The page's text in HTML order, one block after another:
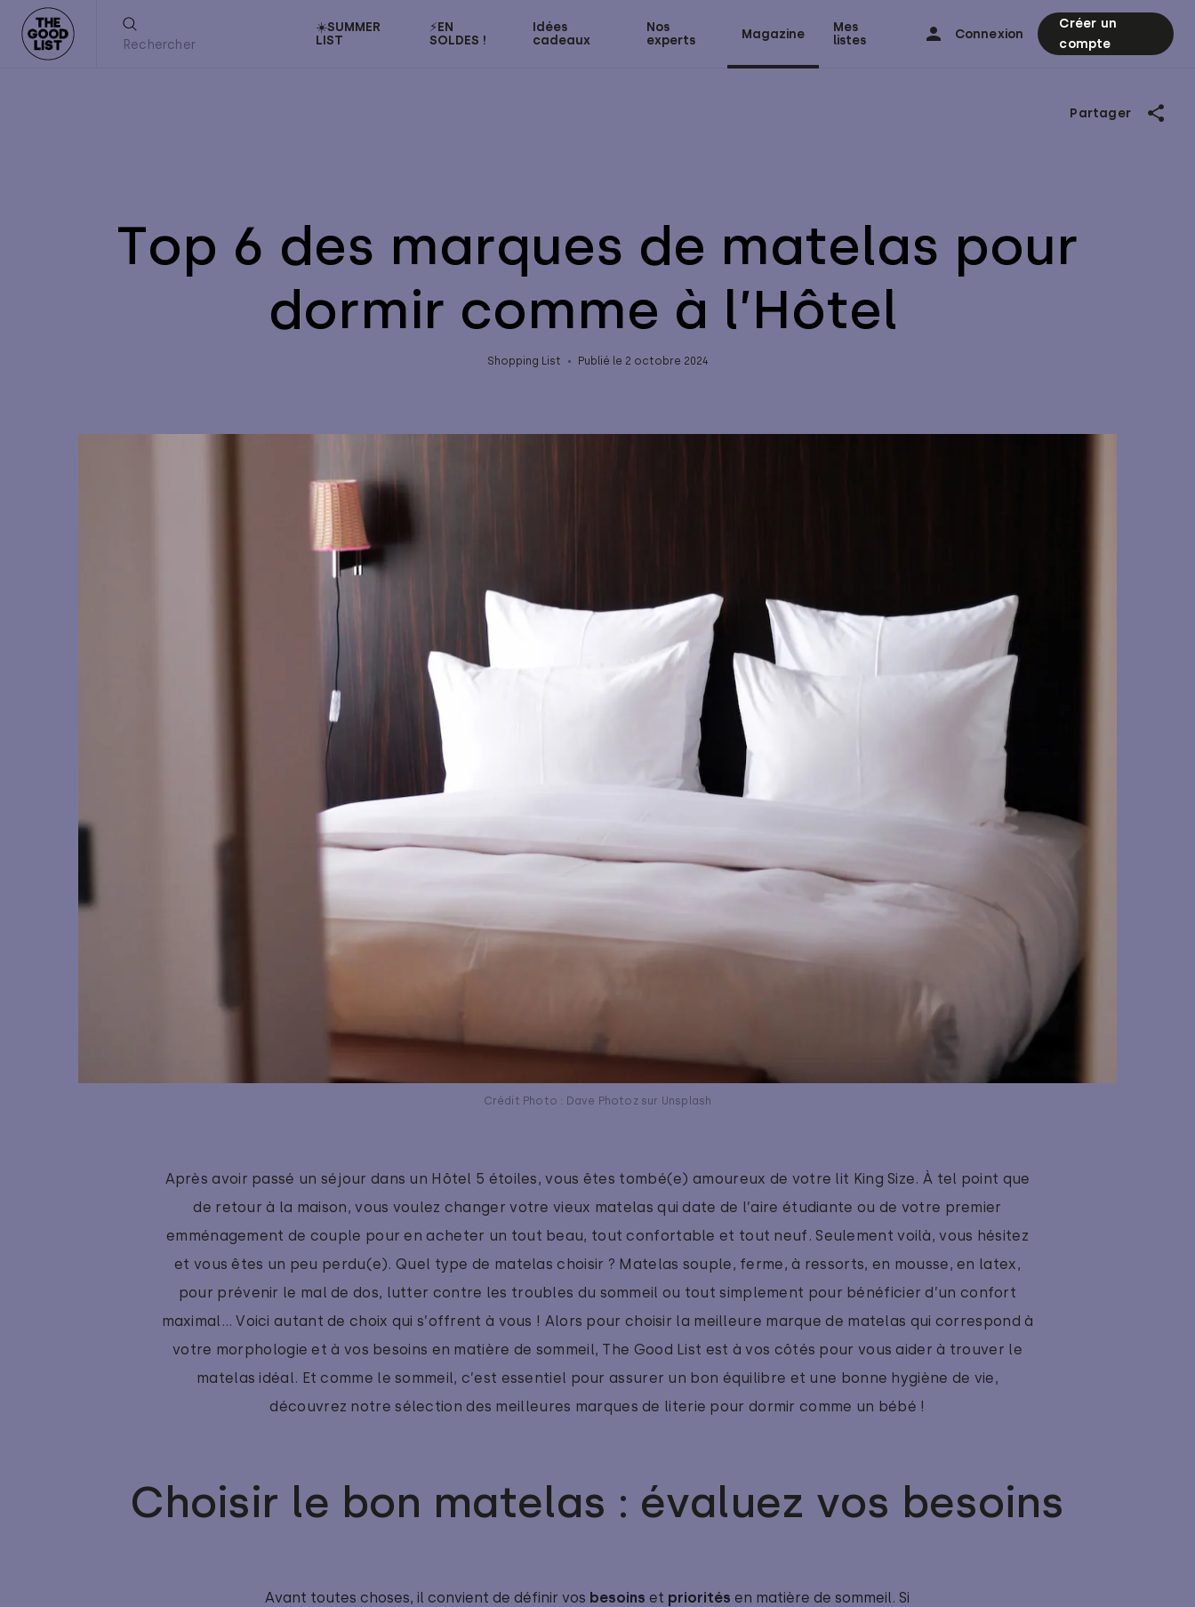
☀️SUMMER
LIST
⚡️EN
SOLDES !
Idées
cadeaux
Nos
experts
Magazine
Mes
listes
Connexion
Créer un
compte
Top 6 des marques de matelas pour
dormir comme à l’Hôtel
Shopping List Publié le 2 octobre 2024
Crédit Photo : Dave Photoz sur Unsplash
Partager
Après avoir passé un séjour dans un Hôtel 5 étoiles, vous êtes tombé(e) amoureux de votre lit King Size. À tel point que
de retour à la maison, vous voulez changer votre vieux matelas qui date de l’aire étudiante ou de votre premier
emménagement de couple pour en acheter un tout beau, tout confortable et tout neuf. Seulement voilà, vous hésitez
et vous êtes un peu perdu(e). Quel type de matelas choisir ? Matelas souple, ferme, à ressorts, en mousse, en latex,
pour prévenir le mal de dos, lutter contre les troubles du sommeil ou tout simplement pour bénéficier d’un confort
maximal… Voici autant de choix qui s’offrent à vous ! Alors pour choisir la meilleure marque de matelas qui correspond à
votre morphologie et à vos besoins en matière de sommeil, The Good List est à vos côtés pour vous aider à trouver le
matelas idéal. Et comme le sommeil, c’est essentiel pour assurer un bon équilibre et une bonne hygiène de vie,
découvrez notre sélection des meilleures marques de literie pour dormir comme un bébé !
Choisir le bon matelas : évaluez vos besoins
Avant toutes choses, il convient de définir vos besoins et priorités en matière de sommeil. Si